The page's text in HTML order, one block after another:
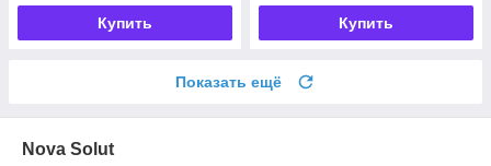
Купить Купить
Показать ещё
Nova Solut